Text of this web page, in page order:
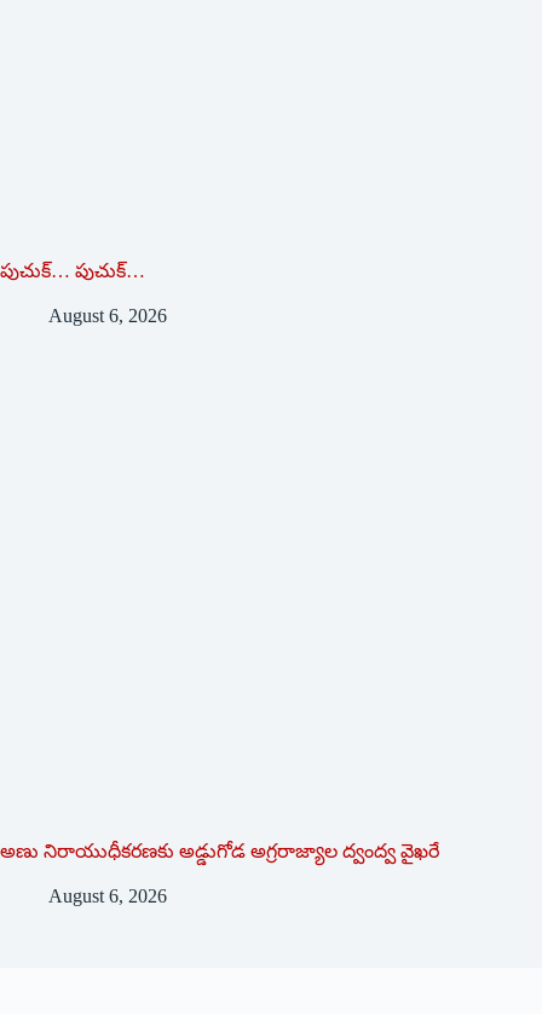
పుచుక్… పుచుక్…
August 6, 2026
అణు నిరాయుధీకరణకు అడ్డుగోడ అగ్రరాజ్యాల ద్వంద్వ వైఖరే
August 6, 2026